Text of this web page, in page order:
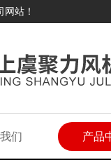
站！
们 产品